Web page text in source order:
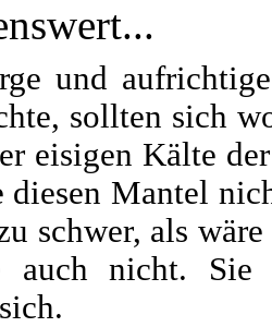
und
sollten sich
eisigen Kälte
Mantel
schwer, als
auch nicht.